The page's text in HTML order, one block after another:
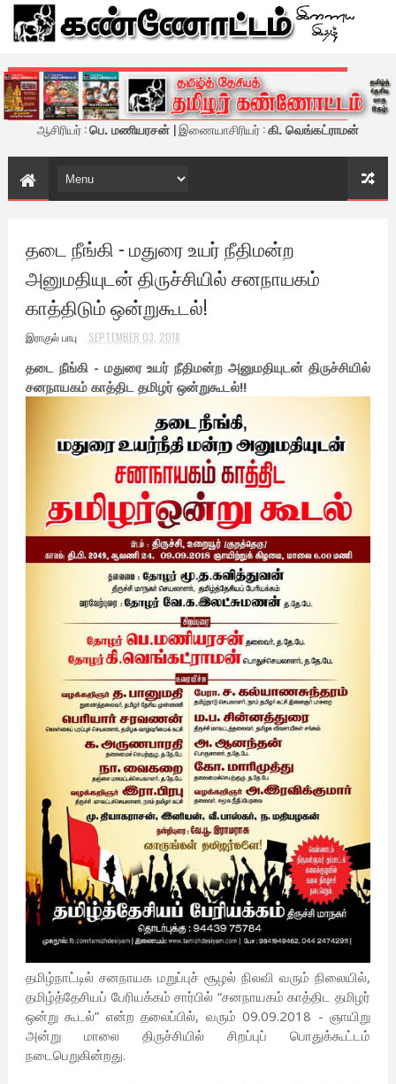
கண்ணோட்டம் - இணைய இதழ்
ஆசிரியர் :பெ. மணியரசன் | இணையாசிரியர் :கி. வெங்கட்ராமன்
தடை நீங்கி - மதுரை உயர் நீதிமன்ற
அனுமதியுடன் திருச்சியில் சனநாயகம்
காத்திடும் ஒன்றுகூடல்!
இராகுல் பாபு SEPTEMBER 03, 2018
தடை நீங்கி - மதுரை உயர் நீதிமன்ற அனுமதியுடன் திருச்சியில்
சனநாயகம் காத்திட தமிழர் ஒன்றுகூடல்!!
தமிழ்நாட்டில் சனநாயக மறுப்புச் சூழல் நிலவி வரும் நிலையில்,
தமிழ்த்தேசியப் பேரியக்கம் சார்பில் “சனநாயகம் காத்திட தமிழர்
ஒன்று கூடல்” என்ற தலைப்பில், வரும் 09.09.2018 - ஞாயிறு
அன்று மாலை திருச்சியில் சிறப்புப் பொதுக்கூட்டம்
நடைபெறுகின்றது.